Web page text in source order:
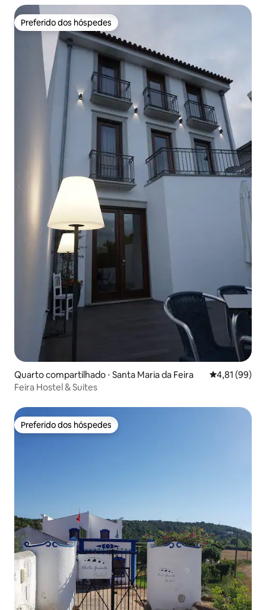
Preferido dos hóspedes
Preferido dos hóspedes
Quarto compartilhado ⋅ Santa Maria da Feira 4,81 de uma
4,81 (99)
Feira Hostel & Suites
Preferido dos hóspedes
Preferido dos hóspedes